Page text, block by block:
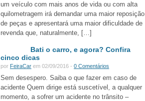
um veículo com mais anos de vida ou com alta
quilometragem irá demandar uma maior reposição
de peças e apresentará uma maior dificuldade de
revenda que, naturalmente, […]
Bati o carro, e agora? Confira
cinco dicas
por FeiraCar em 02/09/2016 - 0 Comentários
Sem desespero. Saiba o que fazer em caso de
acidente Quem dirige está suscetível, a qualquer
momento, a sofrer um acidente no trânsito –